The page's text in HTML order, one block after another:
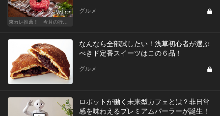
Vol.12
グルメ
なんなら全部試したい！浅草初心者が選ぶ
べきド定番スイーツはこの６品！
グルメ
ロボットが働く未来型カフェとは？非日常
感を味わえるプレミアムパーラーが誕生！